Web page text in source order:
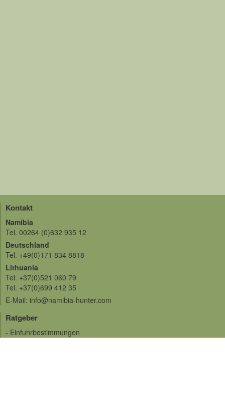
Kontakt
Namibia
Tel. 00264 (0)632 935 12
Deutschland
Tel. +49(0)171 834 8818
Lithuania
Tel. +37(0)521 060 79
Tel. +37(0)699 412 35
E-Mail: info@namibia-hunter.com
Ratgeber
- Einfuhrbestimmungen